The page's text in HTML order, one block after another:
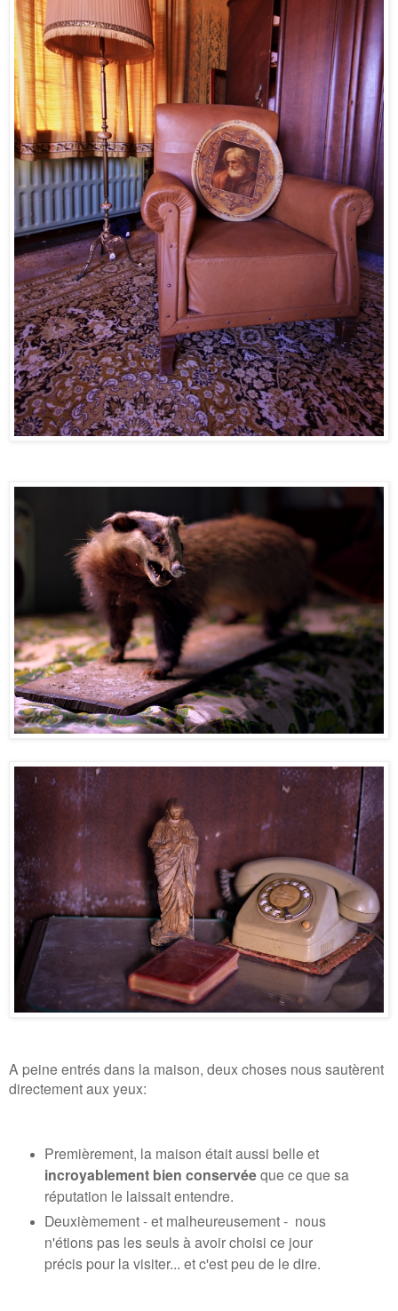
A peine entrés dans la maison, deux choses nous sautèrent
directement aux yeux:
Premièrement, la maison était aussi belle et
incroyablement bien conservéeque ce que sa
réputation le laissait entendre.
Deuxièmement - et malheureusement - nous
n'étions pas les seuls à avoir choisi ce jour
précis pour la visiter... et c'est peu de le dire.